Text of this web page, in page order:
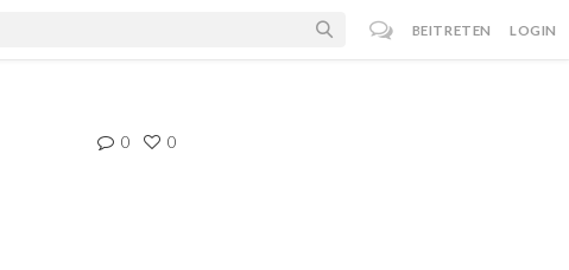
BEITRETEN LOGIN
0 0